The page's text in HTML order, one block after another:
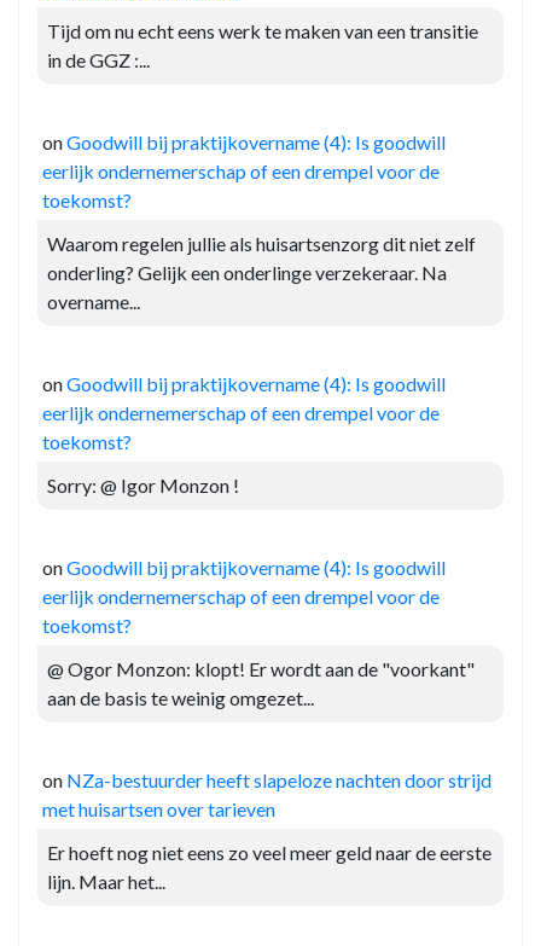
Tijd om nu echt eens werk te maken van een transitie
in de GGZ :...
onGoodwill bij praktijkovername (4): Is goodwill
eerlijk ondernemerschap of een drempel voor de
toekomst?
Waarom regelen jullie als huisartsenzorg dit niet zelf
onderling? Gelijk een onderlinge verzekeraar. Na
overname...
onGoodwill bij praktijkovername (4): Is goodwill
eerlijk ondernemerschap of een drempel voor de
toekomst?
Sorry: @ Igor Monzon !
onGoodwill bij praktijkovername (4): Is goodwill
eerlijk ondernemerschap of een drempel voor de
toekomst?
@ Ogor Monzon: klopt! Er wordt aan de "voorkant"
aan de basis te weinig omgezet...
on NZa-bestuurder heeft slapeloze nachten door strijd
met huisartsen over tarieven
Er hoeft nog niet eens zo veel meer geld naar de eerste
lijn. Maar het...